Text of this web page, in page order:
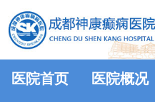
医院首页 医院概况